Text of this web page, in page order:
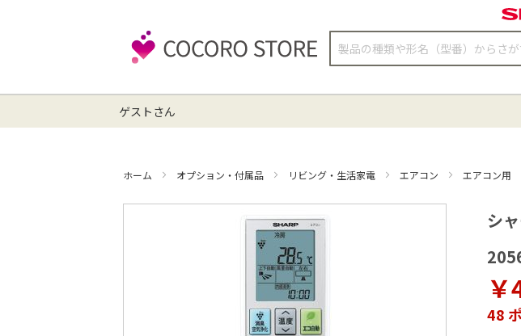
検
ゲストさん
ホーム オプション・付属品 リビング・生活家電 エアコン エアコン用
シ
48